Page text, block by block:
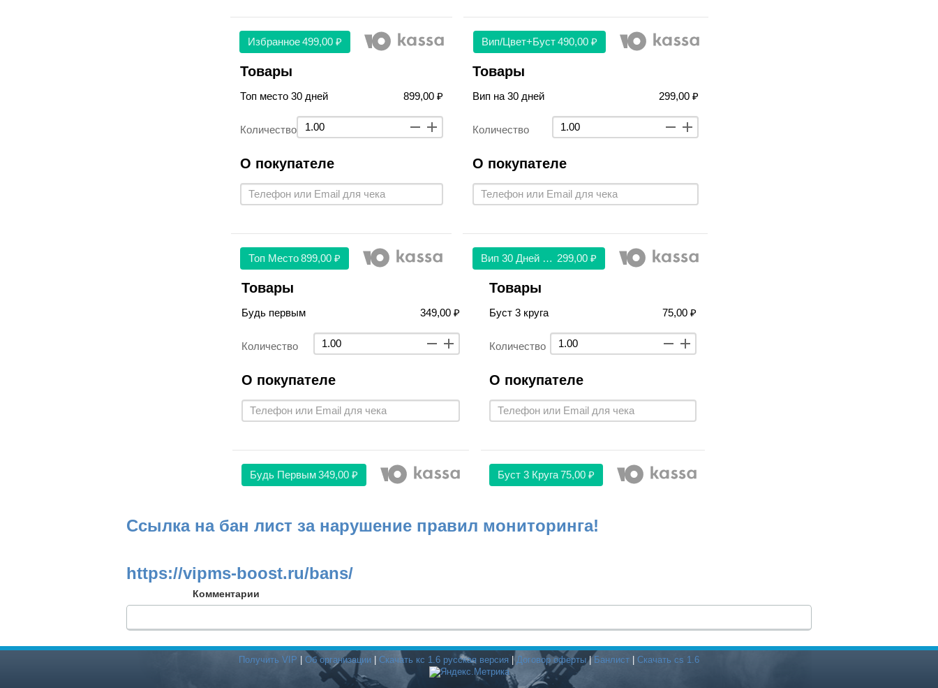
Избранное 499,00 ₽ Вип/цвет+буст 490,00 ₽
Товары
Топ место 30 дней 899,00 ₽
Количество
О покупателе
Топ Место 899,00 ₽
Товары
Вип на 30 дней 299,00 ₽
Количество
О покупателе
Вип 30 Дней 299299,00 ₽
Товары
Будь первым 349,00 ₽
Количество
О покупателе
Будь Первым349,00 ₽
Товары
Буст 3 круга 75,00 ₽
Количество
О покупателе
Буст 3 Круга75,00 ₽
Ссылка на бан лист за нарушение правил мониторинга!
https://vipms-boost.ru/bans/
Комментарии
Получить VIP Об организации Скачать кс 1.6 русская версия |Договор оферты| Банлист Скачать cs 1.6